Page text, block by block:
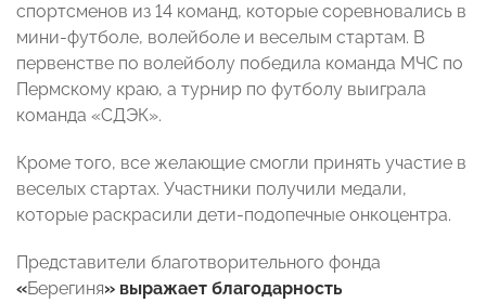
спортсменов из 14 команд, которые соревновались в
мини-футболе, волейболе и веселым стартам. В
первенстве по волейболу победила команда МЧС по
Пермскому краю, а турнир по футболу выиграла
команда «СДЭК».
Кроме того, все желающие смогли принять участие в
веселых стартах. Участники получили медали,
которые раскрасили дети-подопечные онкоцентра.
Представители благотворительного фонда
«Берегиня» выражает благодарность